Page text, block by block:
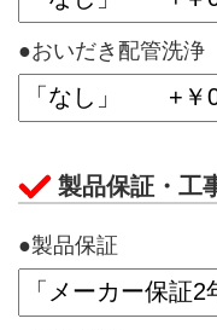
●おいだき配管洗浄
製品保証・工
●製品保証